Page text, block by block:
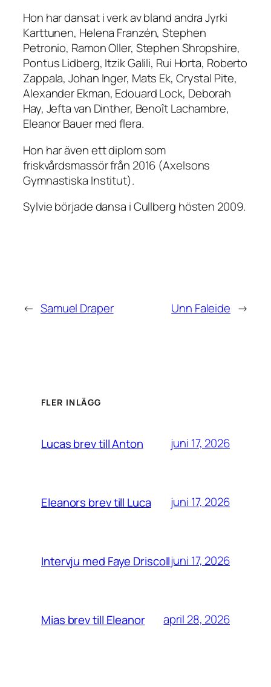
Hon har dansat i verk av bland andra Jyrki
Karttunen, Helena Franzén, Stephen
Petronio, Ramon Oller, Stephen Shropshire,
Pontus Lidberg, Itzik Galili, Rui Horta, Roberto
Zappala, Johan Inger, Mats Ek, Crystal Pite,
Alexander Ekman, Edouard Lock, Deborah
Hay, Jefta van Dinther, Benoît Lachambre,
Eleanor Bauer med flera.
Hon har även ett diplom som
friskvårdsmassör från 2016 (Axelsons
Gymnastiska Institut).
Sylvie började dansa i Cullberg hösten 2009.
← Samuel Draper Unn Faleide →
FLER INLÄGG
Lucas brev till Anton juni 17, 2026
Eleanors brev till Luca juni 17, 2026
Intervju med Faye Driscolljuni 17, 2026
Mias brev till Eleanor april 28, 2026